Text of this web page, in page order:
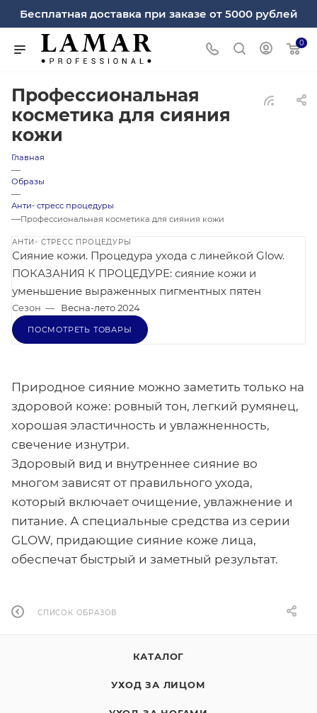
Бесплатная доставка при заказе от 5000 рублей
0
Профессиональная
косметика для сияния
кожи
Главная
—
Образы
—
Анти- стресс процедуры
—Профессиональная косметика для сияния кожи
АНТИ- СТРЕСС ПРОЦЕДУРЫ
Сияние кожи. Процедура ухода с линейкой Glow.
ПОКАЗАНИЯ К ПРОЦЕДУРЕ: сияние кожи и
уменьшение выраженных пигментных пятен
Сезон — Весна-лето 2024
ПОСМОТРЕТЬ ТОВАРЫ
Природное сияние можно заметить только на
здоровой коже: ровный тон, легкий румянец,
хорошая эластичность и увлажненность,
свечение изнутри.
Здоровый вид и внутреннее сияние во
многом зависят от правильного ухода,
который включает очищение, увлажнение и
питание. А специальные средства из серии
GLOW, придающие сияние коже лица,
обеспечат быстрый и заметный результат.
СПИСОК ОБРАЗОВ
КАТАЛОГ
УХОД ЗА ЛИЦОМ